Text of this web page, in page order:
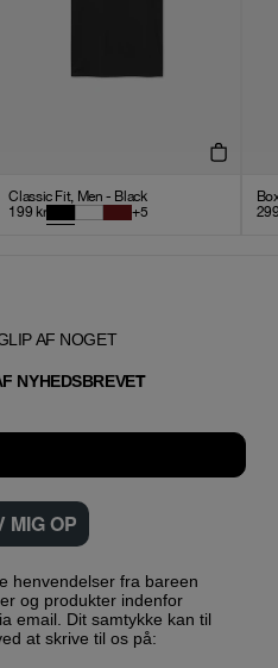
Classic Fit, Men - Black
199 kr +5
AF NOGET
NYHEDSBREVET
MIG OP
henvendelser fra bareen
og produkter indenfor
kan til
at skrive til os på: